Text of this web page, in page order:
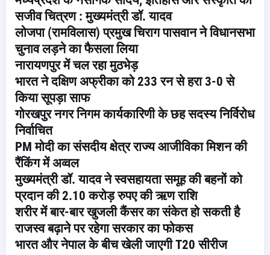
सजीव चित्रण : मुख्यमंत्री डॉ. यादव
लोजपा (रामविलास) प्रमुख चिराग पासवान ने विधानसभा
चुनाव लड़ने का फैसला लिया
नारायणपुर में चल रहा मुठभेड़
भारत ने दक्षिण अफ्रीका को 233 रन से हरा 3-0 से
किया सूपड़ा साफ
गोरखपुर नगर निगम कार्यकारिणी के छह सदस्य निर्विरोध
निर्वाचित
PM मोदी का संसदीय क्षेत्र राज्य आजीविका मिशन की
रैंकिंग में अव्वल
मुख्यमंत्री डॉ. यादव ने स्वसहायता समूह की बहनों को
प्रदान की 2.10 करोड़ रुपए की ऋण राशि
शरीर में बार-बार खुजली कैंसर का संकेत हो सकती है
राजस्व बढ़ाने पर रहेगा सरकार का फोकस
भारत और नेपाल के बीच खेली जाएगी T20 सीरीज